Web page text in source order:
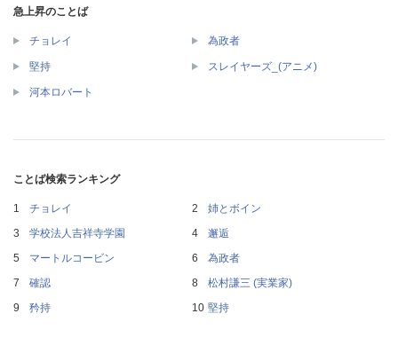
急上昇のことば
チョレイ 為政者
堅持 スレイヤーズ_(アニメ)
河本ロバート
ことば検索ランキング
チョレイ
姉とボイン
学校法人吉祥寺学園
邂逅
マートルコービン
為政者
確認
松村謙三 (実業家)
矜持
堅持